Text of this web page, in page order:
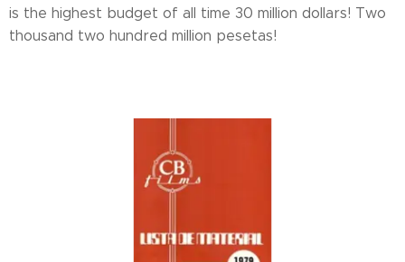
is the highest budget of all time 30 million dollars! Two
thousand two hundred million pesetas!